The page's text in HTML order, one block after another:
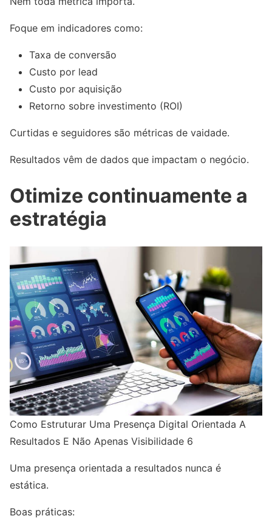
Foque em indicadores como:
Taxa de conversão
Custo por lead
Custo por aquisição
Retorno sobre investimento (ROI)
Curtidas e seguidores são métricas de vaidade.
Resultados vêm de dados que impactam o negócio.
Otimize continuamente a
estratégia
Como Estruturar Uma Presença Digital Orientada A
Resultados E Não Apenas Visibilidade 6
Uma presença orientada a resultados nunca é
estática.
Boas práticas: